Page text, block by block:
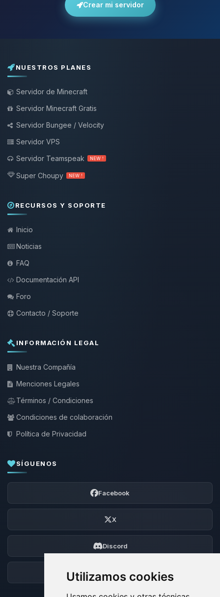
Utilizamos cookies
Crear mi servidor
NUESTROS PLANES
Servidor de Minecraft
Servidor Minecraft Gratis
Servidor Bungee / Velocity
Servidor VPS
Servidor Teamspeak
NEW !
Super Choupy NEW !
RECURSOS Y SOPORTE
Inicio
Noticias
FAQ
Documentación API
Foro
Contacto / Soporte
INFORMACIÓN LEGAL
Nuestra Compañía
Menciones Legales
Términos / Condiciones
Condiciones de colaboración
Política de Privacidad
SÍGUENOS
Facebook
X
Discord
Foro